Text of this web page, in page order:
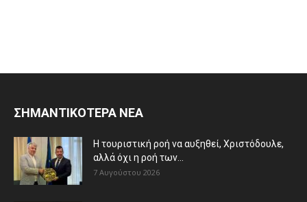
ΣΗΜΑΝΤΙΚΟΤΕΡΑ ΝΕΑ
Η τουριστική ροή να αυξηθεί, Χριστόδουλε,
αλλά όχι η ροή των...
7 Αυγούστου 2026